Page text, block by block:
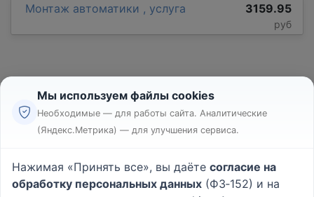
Монтаж автоматики , услуга 3159.95
руб
Реклама
Пользовательское соглашение
Политика конфиденциальности
Мы используем файлы cookies
Необходимые — для работы сайта. Аналитические
(Яндекс.Метрика) — для улучшения сервиса.
Нажимая «Принять все», вы даёте согласие на
обработку персональных данных (ФЗ‑152) и на